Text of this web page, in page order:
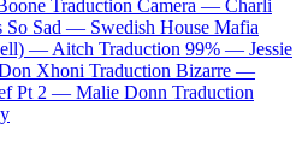
Traduction Camera — Charli
So Sad — Swedish House Mafia
— Aitch Traduction 99% — Jessie
Xhoni Traduction Bizarre —
Pt 2 — Malie Donn Traduction